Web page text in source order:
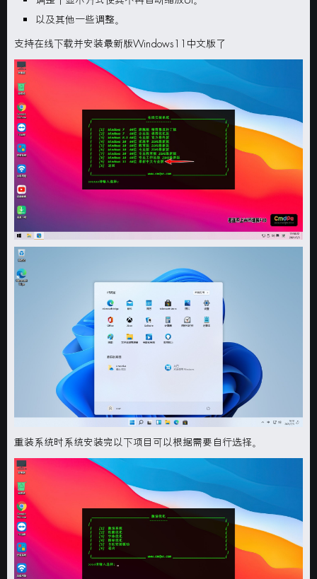
以及其他一些调整。
支持在线下载并安装最新版Windows11中文版了
重装系统时系统安装完以下项目可以根据需要自行选择。